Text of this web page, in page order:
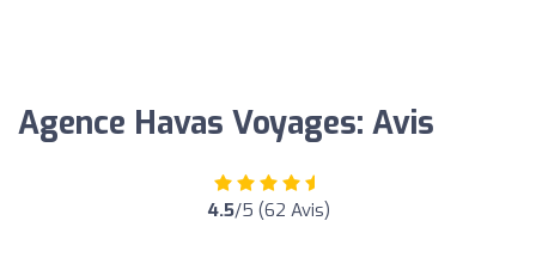
Agence Havas Voyages: Avis
4.5/5 (62 Avis)